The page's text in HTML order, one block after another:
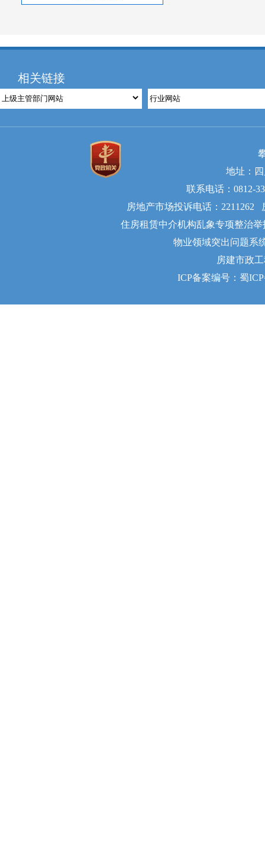
相关链接
地址：
联系电话：0812-
房地产市场投诉电话：2211262
住房租赁中介机构乱象专项整治
物业领域突出问题系
房建市政
ICP备案编号：蜀